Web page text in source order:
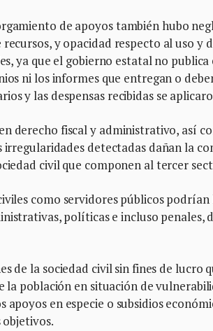
de apoyos también hubo
y opacidad respecto al uso y
ya que el gobierno estatal no
ni los informes que entregan o
y las despensas recibidas se
derecho fiscal y administrativo, así
irregularidades detectadas dañan la
civil que componen al tercer
como servidores públicos
políticas e incluso penales,
de la sociedad civil sin fines de
la población en situación de
apoyos en especie o subsidios
objetivos.